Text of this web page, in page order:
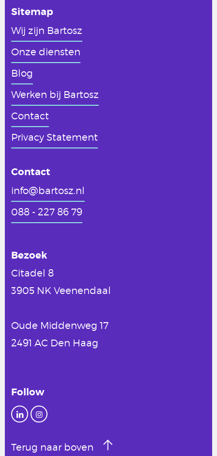
Sitemap
Wij zijn Bartosz
Onze diensten
Blog
Werken bij Bartosz
Contact
Privacy Statement
Contact
info@bartosz.nl
088 - 227 86 79
Bezoek
Citadel 8
3905 NK Veenendaal
Oude Middenweg 17
2491 AC Den Haag
Follow
Terug naar boven